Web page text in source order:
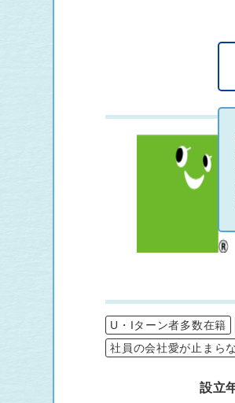
U・Iターン者多数在籍
社員の会社愛が止まら
設立